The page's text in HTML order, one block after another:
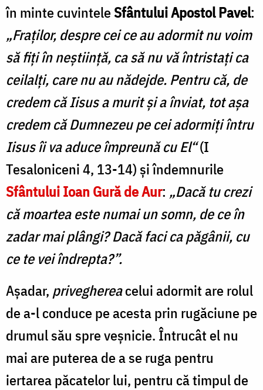
în minte cuvinteleSfântului Apostol Pavel:
„Fraţilor, despre cei ce au adormit nu voim
să fiţi în neştiinţă, ca să nu vă întristaţi ca
ceilalţi, care nu au nădejde. Pentru că, de
credem că Iisus a murit şi a înviat, tot aşa
credem că Dumnezeu pe cei adormiţi întru
Iisus îi va aduce împreună cu El“(I
Tesaloniceni 4, 13-14) şi îndemnurile
Sfântului Ioan Gură de Aur: „Dacă tu crezi
că moartea este numai un somn, de ce în
zadar mai plângi? Dacă faci ca păgânii, cu
ce te vei îndrepta?”.
Așadar, priveghereacelui adormit are rolul
de a-l conduce pe acesta prin rugăciune pe
drumul său spre veșnicie. Întrucât el nu
mai are puterea de a se ruga pentru
iertarea păcatelor lui, pentru că timpul de